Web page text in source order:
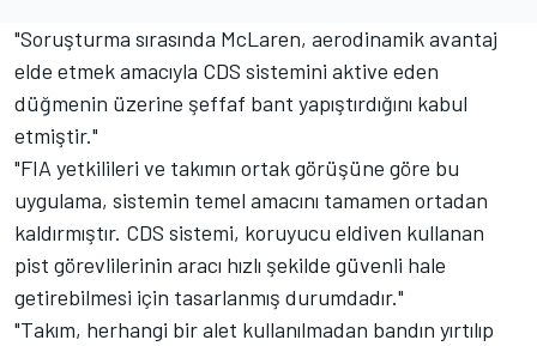
"Soruşturma sırasında McLaren, aerodinamik avantaj
elde etmek amacıyla CDS sistemini aktive eden
düğmenin üzerine şeffaf bant yapıştırdığını kabul
etmiştir."
"FIA yetkilileri ve takımın ortak görüşüne göre bu
uygulama, sistemin temel amacını tamamen ortadan
kaldırmıştır. CDS sistemi, koruyucu eldiven kullanan
pist görevlilerinin aracı hızlı şekilde güvenli hale
getirebilmesi için tasarlanmış durumdadır."
"Takım, herhangi bir alet kullanılmadan bandın yırtılıp